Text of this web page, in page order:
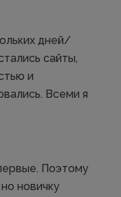
дней/
сайты,
и
Всеми я
Поэтому
новичку